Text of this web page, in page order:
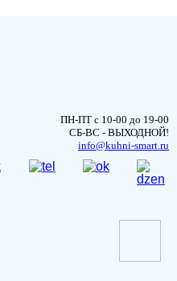
ПН-ПТ с 10-00 до 19-00
СБ-ВС - ВЫХОДНОЙ!
info@kuhni-smart.ru